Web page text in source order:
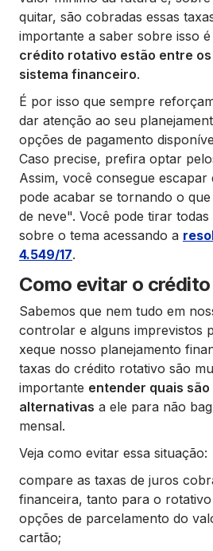
quitar, são cobradas essas
importante a saber sobre isso é
crédito rotativo estão entre
sistema financeiro.
É por isso que sempre
dar atenção ao seu
opções de pagamento
Caso precise, prefira optar
Assim, você consegue escapar
pode acabar se tornando o
de neve". Você pode tirar todas
sobre o tema acessando a
4.549/17.
Como evitar o
Sabemos que nem tudo em
controlar e alguns imprevistos
xeque nosso planejamento
taxas do crédito rotativo são
importante entender quais
alternativas a ele para não
mensal.
Veja como evitar essa situação:
compare as taxas de juros
financeira, tanto para o
opções de parcelamento do
cartão;